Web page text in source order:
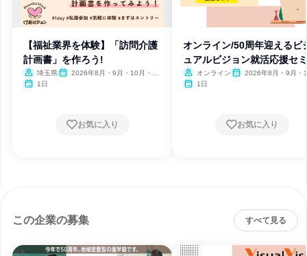
【福祉業界を体験】「訪問介護
計画書」を作ろう!
埼玉県
2026年8月・9月・10月・11
1日
お気に入り
オンライン/50周年迎えるビ
ュアルビジョン就活応援セ
ー
オンライン
2026年8月・9月・
1日
お気に入り
この企業の募集 すべて見る